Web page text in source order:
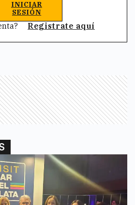
INICIAR
SESIÓN
Registrate aquí